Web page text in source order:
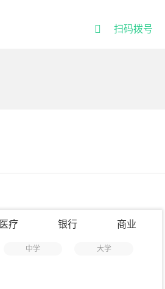
 扫码拨号
医疗 银行 商业
中学 大学